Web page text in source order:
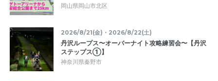
岡山県岡山市北区
2026/8/21(金)・2026/8/22(土)
丹沢ループス〜オーバーナイト攻略練習会〜【丹沢
ステップス①】
神奈川県秦野市